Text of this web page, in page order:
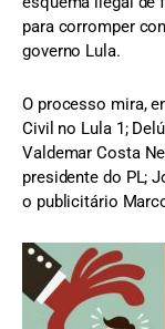
para corromper
governo Lula.
O processo mira,
Civil no Lula 1;
Valdemar Costa
presidente do PL;
o publicitário